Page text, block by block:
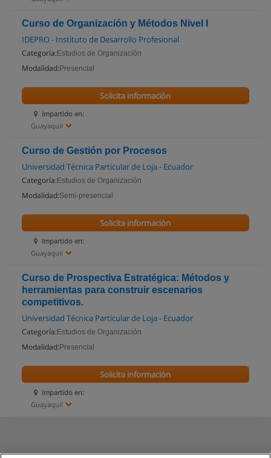
Curso de Organización y Métodos Nivel I
IDEPRO - Instituto de Desarrollo Profesional
Categoría: Estudios de Organización
Modalidad: Presencial
Impartido en:
Guayaquil
Solicita información
Curso de Gestión por Procesos
Universidad Técnica Particular de Loja - Ecuador
Categoría: Estudios de Organización
Modalidad:Semi-presencial
Impartido en:
Guayaquil
Solicita información
Curso de Prospectiva Estratégica: Métodos y
herramientas para construir escenarios
competitivos.
Universidad Técnica Particular de Loja - Ecuador
Categoría: Estudios de Organización
Modalidad: Presencial
Impartido en:
Guayaquil
Solicita información